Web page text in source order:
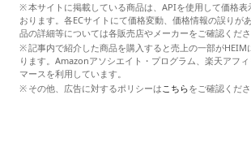
本サイトに掲載している商品は、APIを使用して価格表
おります。各ECサイトにて価格変動、価格情報の誤りが
品の詳細等については各販売店やメーカーをご確認くださ
記事内で紹介した商品を購入すると売上の一部がHEIM
ります。Amazonアソシエイト・プログラム、楽天アフ
マースを利用しています。
その他、広告に対するポリシーはこちらをご確認くださ